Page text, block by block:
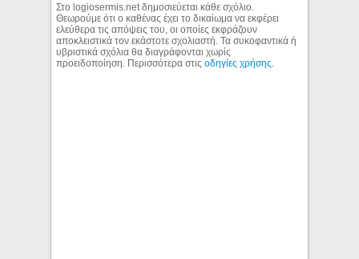
Στο logiosermis.net δημοσιεύεται κάθε σχόλιο.
Θεωρούμε ότι ο καθένας έχει το δικαίωμα να εκφέρει
ελεύθερα τις απόψεις του, οι οποίες εκφράζουν
αποκλειστικά τον εκάστοτε σχολιαστή. Τα συκοφαντικά ή
υβριστικά σχόλια θα διαγράφονται χωρίς
προειδοποίηση. Περισσότερα στιςοδηγίες χρήσης